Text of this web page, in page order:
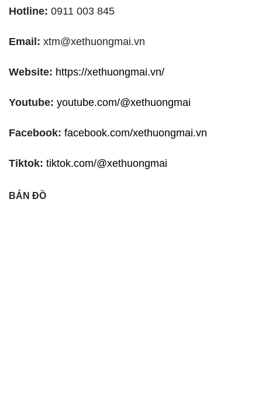
Hotline: 0911 003 845
Email: xtm@xethuongmai.vn
Website: https://xethuongmai.vn/
Youtube: youtube.com/@xethuongmai
Facebook: facebook.com/xethuongmai.vn
Tiktok: tiktok.com/@xethuongmai
BẢN ĐỒ